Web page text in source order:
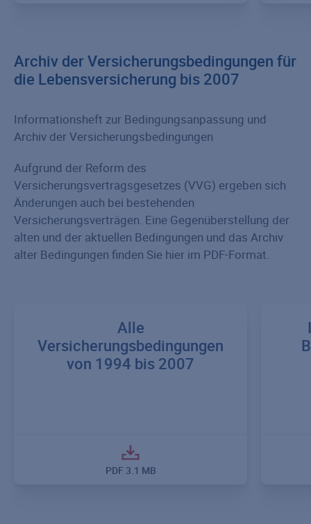
Archiv der Versicherungsbedingungen für
die Lebensversicherung bis 2007
Informationsheft zur Bedingungsanpassung und
Archiv der Versicherungsbedingungen
Aufgrund der Reform des
Versicherungsvertragsgesetzes (VVG) ergeben sich
Änderungen auch bei bestehenden
Versicherungsverträgen. Eine Gegenüberstellung der
alten und der aktuellen Bedingungen und das Archiv
alter Bedingungen finden Sie hier im PDF-Format.
Alle
Versicherungsbedingungen
von 1994 bis 2007
PDF 3.1 MB